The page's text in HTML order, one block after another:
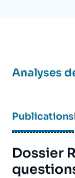
Analyses
Publications
Dossier